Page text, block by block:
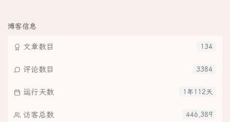
博客信息
134
文章数目
3384
评论数目
1年112天
运行天数
446,389
访客总数